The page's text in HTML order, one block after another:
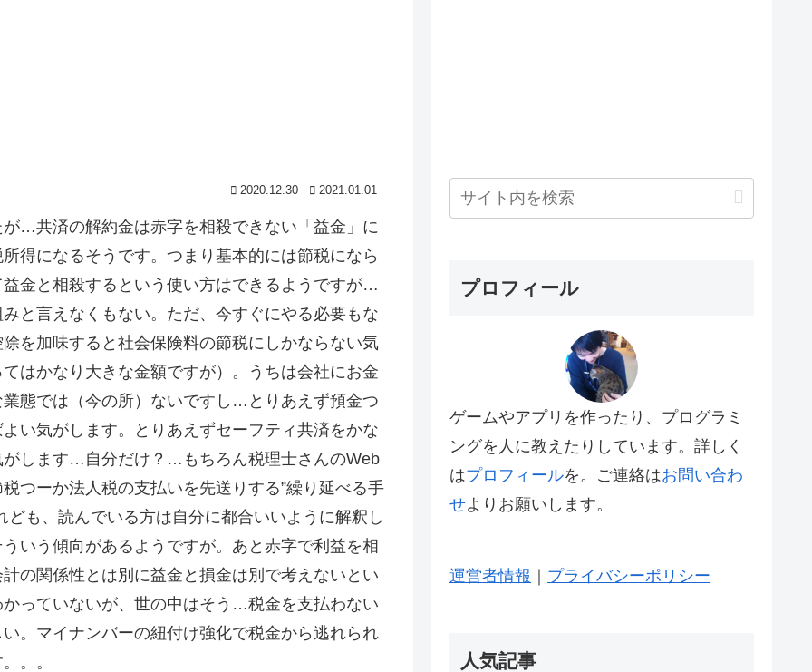
2020.12.30 2021.01.01
…共済の解約金は赤字を相殺できない「益金」に
得になるそうです。つまり基本的には節税になら
金と相殺するという使い方はできるようですが…
と言えなくもない。ただ、今すぐにやる必要もな
を加味すると社会保険料の節税にしかならない気
はかなり大きな金額ですが）。うちは会社にお金
態では（今の所）ないですし…とりあえず預金つ
い気がします。とりあえずセーフティ共済をかな
がします…自分だけ？…もちろん税理士さんのWeb
つーか法人税の支払いを先送りする”繰り延べる手
も、読んでいる方は自分に都合いいように解釈し
いう傾向があるようですが。あと赤字で利益を相
の関係性とは別に益金と損金は別で考えないとい
っていないが、世の中はそう…税金を支払わない
。マイナンバーの紐付け強化で税金から逃れられ
。。
プロフィール
ゲームやアプリを作ったり、プログラミ
ングを人に教えたりしています。詳しく
はプロフィールを。ご連絡はお問い合わ
せよりお願いします。
運営者情報 プライバシーポリシー
人気記事